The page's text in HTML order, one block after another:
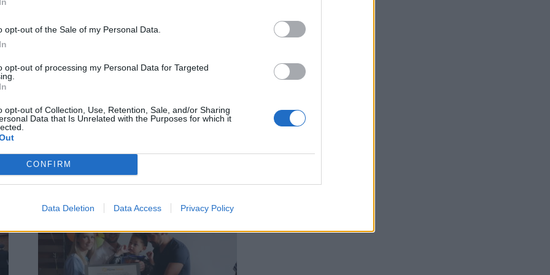
opt-out of the Sale of my Personal Data.
opt-out of processing my Personal Data for Targeted
opt-out of Collection, Use, Retention, Sale, and/or Sharing
Data that Is Unrelated with the Purposes for which it
CONFIRM
Data Deletion Data Access Privacy Policy
0 Martin Poulíček - 3. 12. 2019 0
Pořadatelé udělovali jak ceny v jednotlivých
kategoriích, tak i pro...